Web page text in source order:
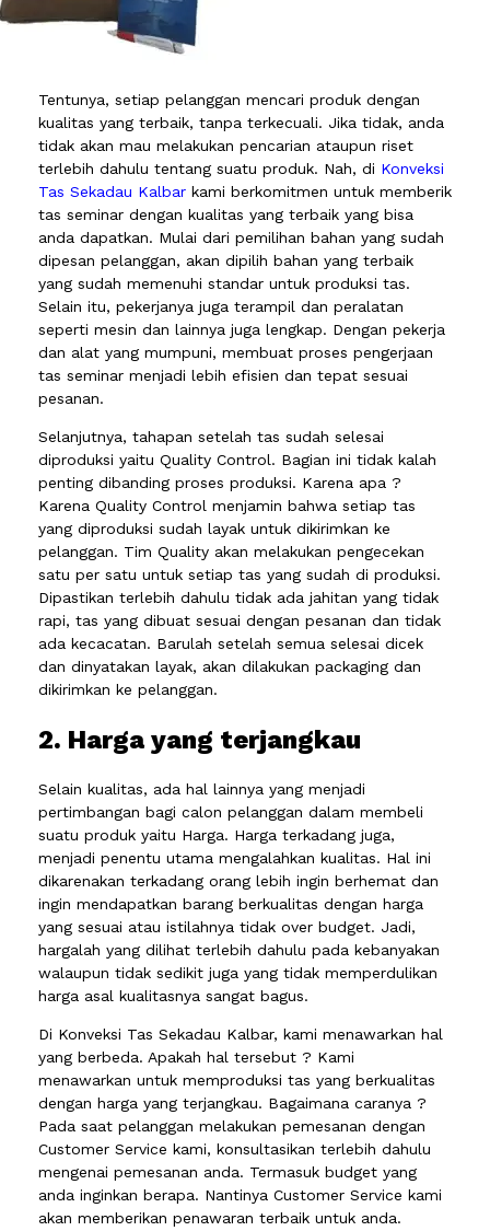
Tentunya, setiap pelanggan mencari produk dengan
kualitas yang terbaik, tanpa terkecuali. Jika tidak, anda
tidak akan mau melakukan pencarian ataupun riset
terlebih dahulu tentang suatu produk. Nah, di Konveksi
Tas Sekadau Kalbar kami berkomitmen untuk memberik
tas seminar dengan kualitas yang terbaik yang bisa
anda dapatkan. Mulai dari pemilihan bahan yang sudah
dipesan pelanggan, akan dipilih bahan yang terbaik
yang sudah memenuhi standar untuk produksi tas.
Selain itu, pekerjanya juga terampil dan peralatan
seperti mesin dan lainnya juga lengkap. Dengan pekerja
dan alat yang mumpuni, membuat proses pengerjaan
tas seminar menjadi lebih efisien dan tepat sesuai
pesanan.
Selanjutnya, tahapan setelah tas sudah selesai
diproduksi yaitu Quality Control. Bagian ini tidak kalah
penting dibanding proses produksi. Karena apa ?
Karena Quality Control menjamin bahwa setiap tas
yang diproduksi sudah layak untuk dikirimkan ke
pelanggan. Tim Quality akan melakukan pengecekan
satu per satu untuk setiap tas yang sudah di produksi.
Dipastikan terlebih dahulu tidak ada jahitan yang tidak
rapi, tas yang dibuat sesuai dengan pesanan dan tidak
ada kecacatan. Barulah setelah semua selesai dicek
dan dinyatakan layak, akan dilakukan packaging dan
dikirimkan ke pelanggan.
2. Harga yang terjangkau
Selain kualitas, ada hal lainnya yang menjadi
pertimbangan bagi calon pelanggan dalam membeli
suatu produk yaitu Harga. Harga terkadang juga,
menjadi penentu utama mengalahkan kualitas. Hal ini
dikarenakan terkadang orang lebih ingin berhemat dan
ingin mendapatkan barang berkualitas dengan harga
yang sesuai atau istilahnya tidak over budget. Jadi,
hargalah yang dilihat terlebih dahulu pada kebanyakan
walaupun tidak sedikit juga yang tidak memperdulikan
harga asal kualitasnya sangat bagus.
Di Konveksi Tas Sekadau Kalbar, kami menawarkan hal
yang berbeda. Apakah hal tersebut ? Kami
menawarkan untuk memproduksi tas yang berkualitas
dengan harga yang terjangkau. Bagaimana caranya ?
Pada saat pelanggan melakukan pemesanan dengan
Customer Service kami, konsultasikan terlebih dahulu
mengenai pemesanan anda. Termasuk budget yang
anda inginkan berapa. Nantinya Customer Service kami
akan memberikan penawaran terbaik untuk anda.